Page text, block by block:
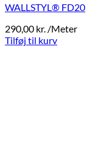
WALLSTYL® FD20
290,00 kr. /Meter
Tilføj til kurv